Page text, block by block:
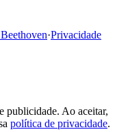
·Privacidade
publicidade. Ao aceitar,
política de privacidade.